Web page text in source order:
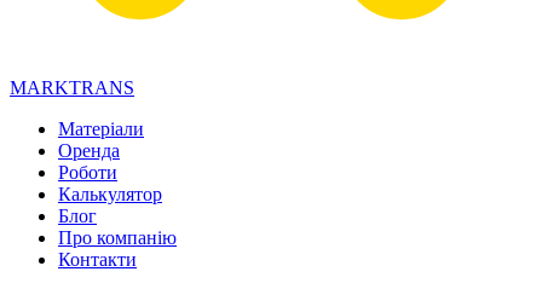
MARKTRANS
Матеріали
Оренда
Роботи
Калькулятор
Блог
Про компанію
Контакти